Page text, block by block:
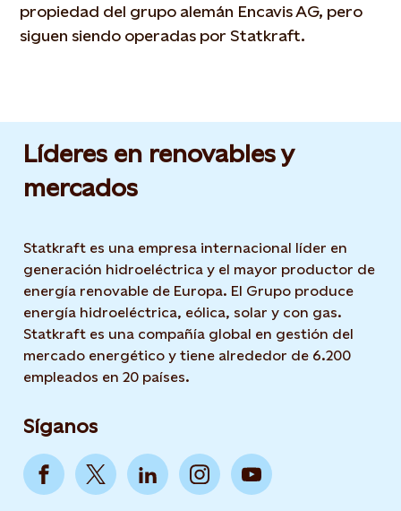
propiedad del grupo alemán Encavis AG, pero
siguen siendo operadas por Statkraft.
Líderes en renovables y
mercados
Statkraft es una empresa internacional líder en
generación hidroeléctrica y el mayor productor de
energía renovable de Europa. El Grupo produce
energía hidroeléctrica, eólica, solar y con gas.
Statkraft es una compañía global en gestión del
mercado energético y tiene alrededor de 6.200
empleados en 20 países.
Síganos